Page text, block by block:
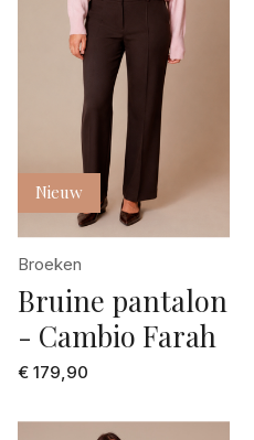
Nieuw
Broeken
Bruine pantalon
- Cambio Farah
€ 179,90